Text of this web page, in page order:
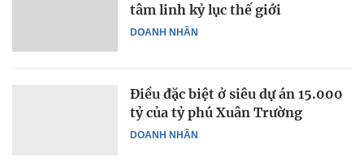
DOANH NHÂN
tâm linh kỷ lục thế giới
DOANH NHÂN
Điều đặc biệt ở siêu dự án 15.000
tỷ của tỷ phú Xuân Trường